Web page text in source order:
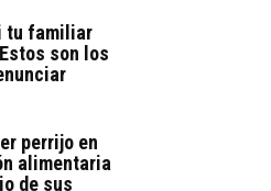
tu familiar
son los
perrijo en
alimentaria
de sus